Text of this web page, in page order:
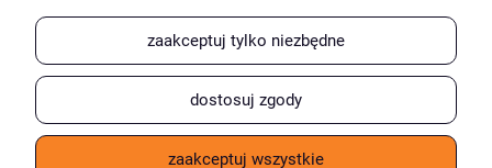
zaakceptuj tylko niezbędne
dostosuj zgody
zaakceptuj wszystkie